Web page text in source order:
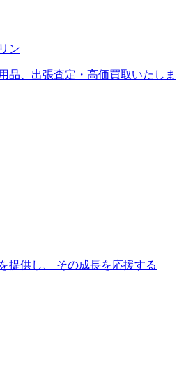
ン
品、出張査定・高価買取いたしま
提供し、 その成長を応援する